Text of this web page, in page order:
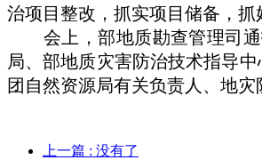
治项目整改，抓实项目储备，抓
会上，部地质勘查管理司通
局、部地质灾害防治技术指导
团自然资源局有关负责人、地
上一篇 : 没有了